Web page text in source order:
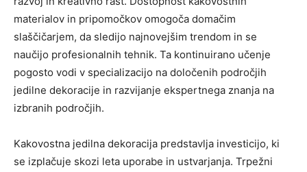
materialov in pripomočkov omogoča domačim
slaščičarjem, da sledijo najnovejšim trendom in se
naučijo profesionalnih tehnik. Ta kontinuirano učenje
pogosto vodi v specializacijo na določenih področjih
jedilne dekoracije in razvijanje ekspertnega znanja na
izbranih področjih.
Kakovostna jedilna dekoracija predstavlja investicijo, ki
se izplačuje skozi leta uporabe in ustvarjanja. Trpežni